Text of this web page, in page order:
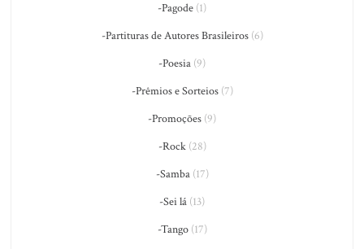
-Pagode (1)
-Partituras de Autores Brasileiros(6)
-Poesia (9)
-Prêmios e Sorteios(7)
-Promoções (9)
-Rock(28)
-Samba(17)
-Sei lá (13)
-Tango(17)